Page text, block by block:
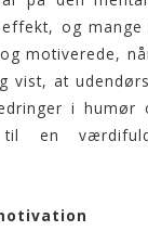
og
motiverede,
vist, at
i humør
en